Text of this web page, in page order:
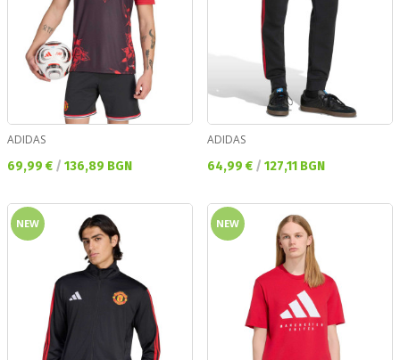
ADIDAS
Текуща цена:
69,99 € / 136,89 BGN
ADIDAS
Текуща цена:
64,99 € / 127,11 BGN
NEW NEW